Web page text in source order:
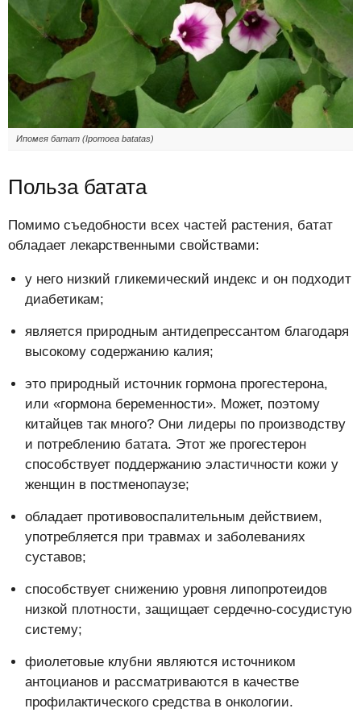
Ипомея батат (Ipomoea batatas)
Польза батата
Помимо съедобности всех частей растения, батат
обладает лекарственными свойствами:
у него низкий гликемический индекс и он подходит
диабетикам;
является природным антидепрессантом благодаря
высокому содержанию калия;
это природный источник гормона прогестерона,
или «гормона беременности». Может, поэтому
китайцев так много? Они лидеры по производству
и потреблению батата. Этот же прогестерон
способствует поддержанию эластичности кожи у
женщин в постменопаузе;
обладает противовоспалительным действием,
употребляется при травмах и заболеваниях
суставов;
способствует снижению уровня липопротеидов
низкой плотности, защищает сердечно-сосудистую
систему;
фиолетовые клубни являются источником
антоцианов и рассматриваются в качестве
профилактического средства в онкологии.